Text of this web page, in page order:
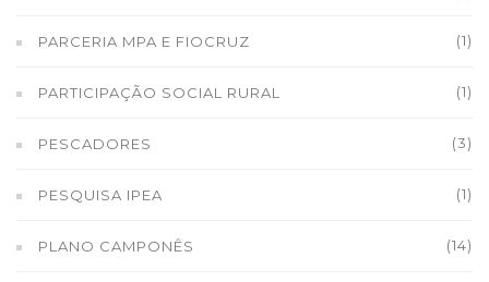
PARCERIA MPA E FIOCRUZ (1)
PARTICIPAÇÃO SOCIAL RURAL (1)
PESCADORES (3)
PESQUISA IPEA (1)
PLANO CAMPONÊS (14)